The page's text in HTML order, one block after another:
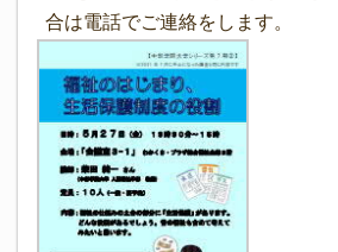
合は電話でご連絡をします。